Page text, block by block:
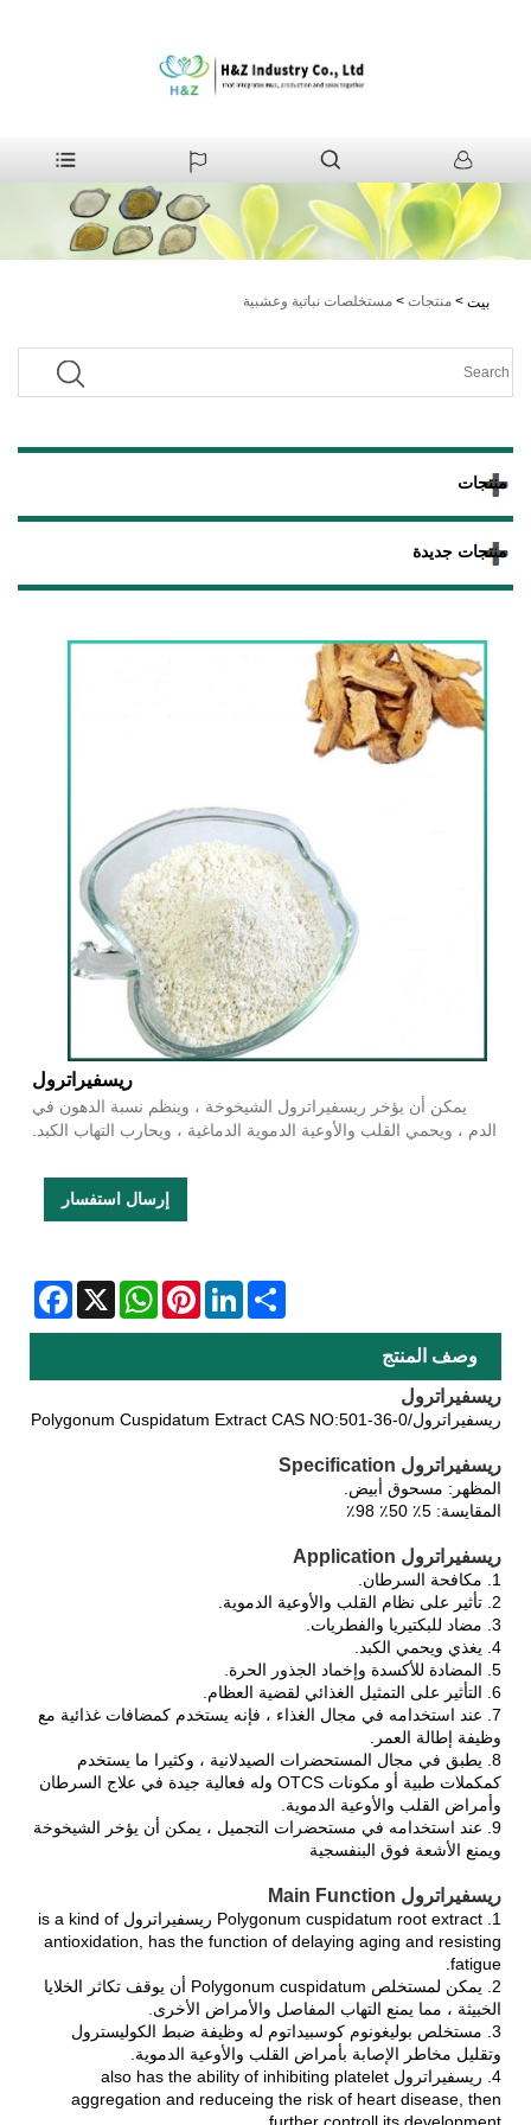
بيت > منتجات > مستخلصات نباتية وعشبية
منتجات
منتجات جديدة
ريسفيراترول
يمكن أن يؤخر ريسفيراترول الشيخوخة ، وينظم نسبة الدهون في
الدم ، ويحمي القلب والأوعية الدموية الدماغية ، ويحارب التهاب الكبد.
إرسال استفسار
X
WhatsAppPinterestLinkedInShare
وصف المنتج
ريسفيراترول
ريسفيراترول/Polygonum Cuspidatum Extract CAS NO:501-36-0
ريسفيراترول Specification
المظهر: مسحوق أبيض.
المقايسة: 5٪ 50٪ 98٪
ريسفيراترول Application
1. مكافحة السرطان.
2. تأثير على نظام القلب والأوعية الدموية.
3. مضاد للبكتيريا والفطريات.
4. يغذي ويحمي الكبد.
5. المضادة للأكسدة وإخماد الجذور الحرة.
6. التأثير على التمثيل الغذائي لقضية العظام.
7. عند استخدامه في مجال الغذاء ، فإنه يستخدم كمضافات غذائية مع
وظيفة إطالة العمر.
8. يطبق في مجال المستحضرات الصيدلانية ، وكثيرا ما يستخدم
كمكملات طبية أو مكونات OTCS وله فعالية جيدة في علاج السرطان
وأمراض القلب والأوعية الدموية.
9. عند استخدامه في مستحضرات التجميل ، يمكن أن يؤخر الشيخوخة
ويمنع الأشعة فوق البنفسجية
ريسفيراترول Main Function
1. Polygonum cuspidatum root extract ريسفيراترول is a kind of
antioxidation, has the function of delaying aging and resisting
fatigue.
2. يمكن لمستخلص Polygonum cuspidatum أن يوقف تكاثر الخلايا
الخبيثة ، مما يمنع التهاب المفاصل والأمراض الأخرى.
3. مستخلص بوليغونوم كوسبيداتوم له وظيفة ضبط الكوليسترول
وتقليل مخاطر الإصابة بأمراض القلب والأوعية الدموية.
4. ريسفيراترول also has the ability of inhibiting platelet
aggregation and reduceing the risk of heart disease, then
further controll its development.